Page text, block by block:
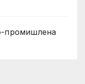
промишлена